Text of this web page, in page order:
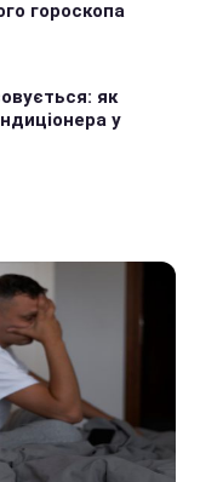
гороскопа
як
у